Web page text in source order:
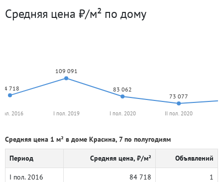
Средняя цена ₽/м² по дому
84 718
109 091
83 062
73 077
2016 I пол. 2019 I пол. 2020 II пол. 2020
Средняя цена 1 м² в доме Красина, 7 по полугодиям
Период Средняя цена, ₽/м² Объявлений
I пол. 2016 84 718 1